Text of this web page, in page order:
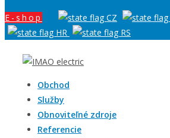
E-shop
Obchod
Služby
Obnoviteľné zdroje
Referencie